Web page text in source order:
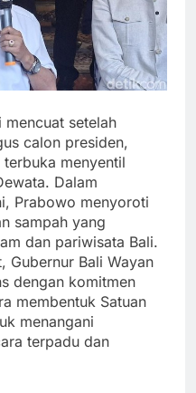
mencuat setelah
calon presiden,
menyentil
Dalam
Prabowo menyoroti
sampah yang
dan pariwisata Bali.
Gubernur Bali Wayan
dengan komitmen
membentuk Satuan
menangani
terpadu dan